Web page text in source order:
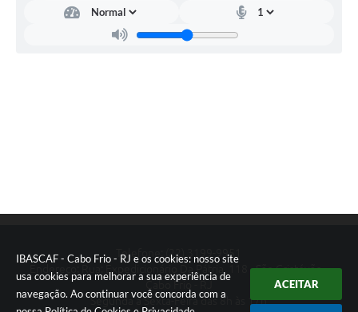
IBASCAF - Cabo Frio - RJ e os cookies: nosso site
usa cookies para melhorar a sua experiência de
navegação. Ao continuar você concorda com a
ACEITAR
Telefone: (22) 3199-9951
Endereço: Rua: Expedicionário Da Pátria, 118 - São Cristóvão -
Cabo Frio - RJ
Segunda a Sexta-Feira das 8h às 17h